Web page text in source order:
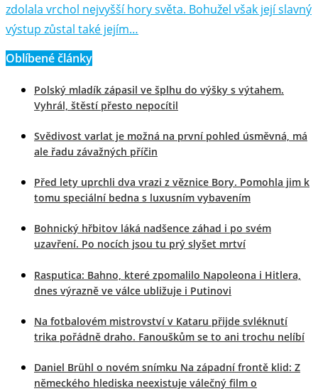
zdolala vrchol nejvyšší hory světa. Bohužel však její slavný
výstup zůstal také jejím…
Oblíbené články
Polský mladík zápasil ve šplhu do výšky s výtahem.
Vyhrál, štěstí přesto nepocítil
Svědivost varlat je možná na první pohled úsměvná, má
ale řadu závažných příčin
Před lety uprchli dva vrazi z věznice Bory. Pomohla jim k
tomu speciální bedna s luxusním vybavením
Bohnický hřbitov láká nadšence záhad i po svém
uzavření. Po nocích jsou tu prý slyšet mrtví
Rasputica: Bahno, které zpomalilo Napoleona i Hitlera,
dnes výrazně ve válce ubližuje i Putinovi
Na fotbalovém mistrovství v Kataru přijde svléknutí
trika pořádně draho. Fanouškům se to ani trochu nelíbí
Daniel Brühl o novém snímku Na západní frontě klid: Z
německého hlediska neexistuje válečný film o